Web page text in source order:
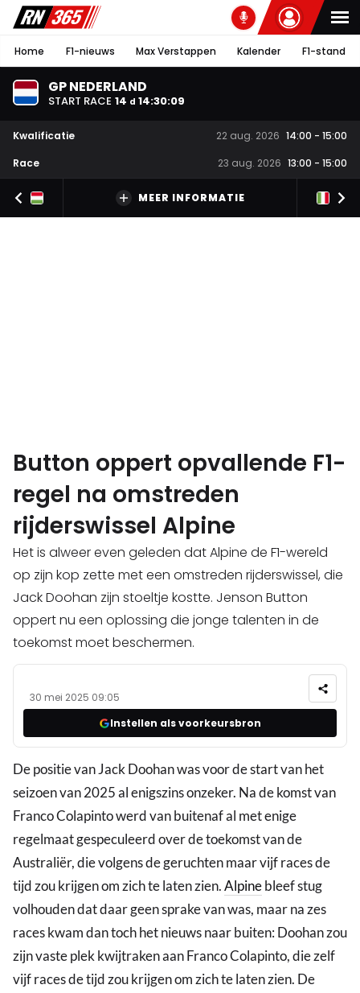
Home F1-nieuws Max Verstappen Kalender F1-stand
GP NEDERLAND
START RACE 14 d 14:30:08
Kwalificatie 22 aug. 2026 14:00 - 15:00
Race
23 aug. 2026 13:00 - 15:00
MEER INFORMATIE
Button oppert opvallende F1-
regel na omstreden
rijderswissel Alpine
Het is alweer even geleden dat Alpine de F1-wereld
op zijn kop zette met een omstreden rijderswissel, die
Jack Doohan zijn stoeltje kostte. Jenson Button
oppert nu een oplossing die jonge talenten in de
toekomst moet beschermen.
30 mei 2025 09:05
Instellen als voorkeursbron
De positie van Jack Doohan was voor de start van het
seizoen van 2025 al enigszins onzeker. Na de komst van
Franco Colapinto werd van buitenaf al met enige
regelmaat gespeculeerd over de toekomst van de
Australiër, die volgens de geruchten maar vijf races de
tijd zou krijgen om zich te laten zien.Alpinebleef stug
volhouden dat daar geen sprake van was, maar na zes
races kwam dan toch het nieuws naar buiten: Doohan zou
zijn vaste plek kwijtraken aan Franco Colapinto, die zelf
vijf races de tijd zou krijgen om zich te laten zien. De